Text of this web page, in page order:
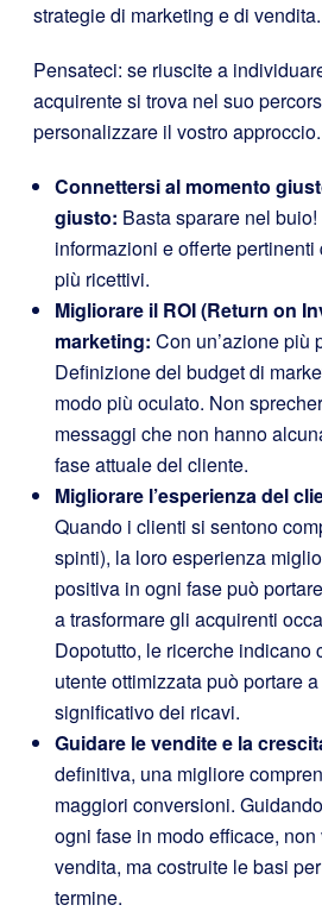
strategie di marketing e di vendita.
Pensateci: se riuscite a
acquirente si trova nel suo
personalizzare il vostro
Connettersi al momento
giusto: Basta sparare nel
informazioni e offerte
più ricettivi.
Migliorare il ROI (Return on
marketing: Con un’azione più
Definizione del budget di
modo più oculato. Non
messaggi che non hanno
fase attuale del cliente.
Migliorare l’esperienza del
Quando i clienti si sentono
spinti), la loro esperienza
positiva in ogni fase può
a trasformare gli acquirenti
Dopotutto, le ricerche indicano
utente ottimizzata può portare
significativo dei ricavi.
Guidare le vendite e la
definitiva, una migliore
maggiori conversioni.
ogni fase in modo efficace,
vendita, ma costruite le basi
termine.